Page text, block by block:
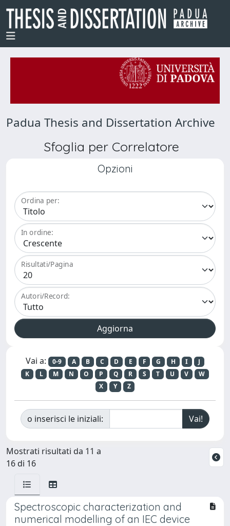
Padua Thesis and Dissertation Archive
Sfoglia per Correlatore
Opzioni
Ordina per:
In ordine:
Risultati/Pagina
Autori/Record:
Vai a: 0-9 A B C D E F G H I
J
K
L M N O P Q R S T U V
W
X
Y Z
o inserisci le iniziali:
Mostrati risultati da 11 a
16 di 16
Spectroscopic characterization and
numerical modelling of an IEC device